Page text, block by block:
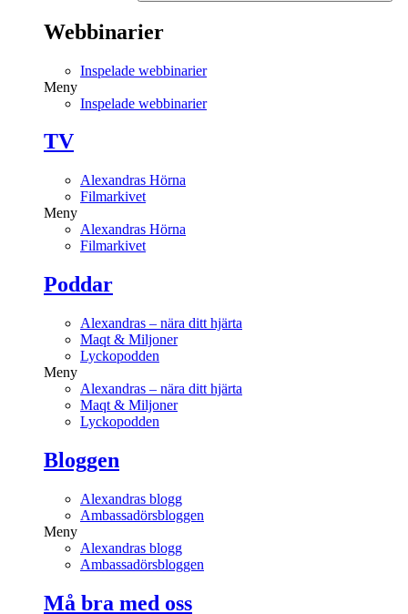
Webbinarier
Inspelade webbinarier
Meny
Inspelade webbinarier
TV
Alexandras Hörna
Filmarkivet
Meny
Alexandras Hörna
Filmarkivet
Poddar
Alexandras – nära ditt hjärta
Maqt & Miljoner
Lyckopodden
Meny
Alexandras – nära ditt hjärta
Maqt & Miljoner
Lyckopodden
Bloggen
Alexandras blogg
Ambassadörsbloggen
Meny
Alexandras blogg
Ambassadörsbloggen
Må bra med oss